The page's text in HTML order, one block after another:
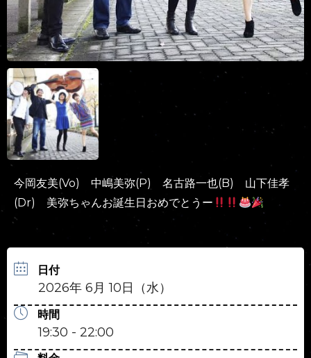
今岡友美(Vo) 中嶋美弥(P) 名古路一也(B) 山下佳孝
(Dr) 美弥ちゃんお誕生日おめでとうー
日付
2026年 6月 10日（水）
時間
19:30 - 22:00